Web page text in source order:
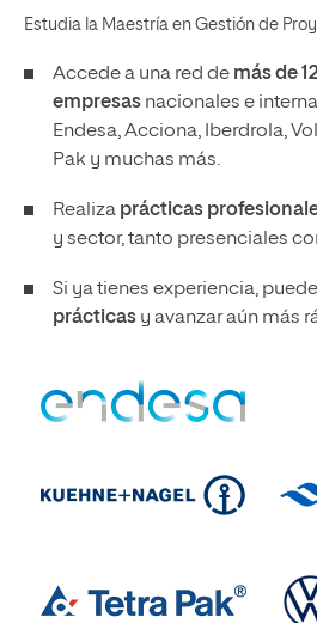
Estudia la Maestría en Gestión de
Accede a una red de más de
empresas nacionales e
Endesa, Acciona, Iberdrola,
Pak y muchas más.
Realiza prácticas
y sector, tanto presenciales
Si ya tienes experiencia,
prácticas y avanzar aún más